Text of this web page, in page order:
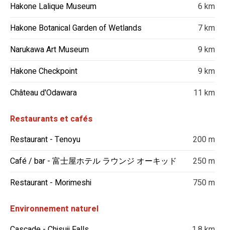
Hakone Lalique Museum
6 km
Hakone Botanical Garden of Wetlands
7 km
Narukawa Art Museum
9 km
Hakone Checkpoint
9 km
Château d'Odawara
11 km
Restaurants et cafés
Restaurant - Tenoyu
200 m
Café / bar - 富士屋ホテル ラウンジ オーキッド
250 m
Restaurant - Morimeshi
750 m
Environnement naturel